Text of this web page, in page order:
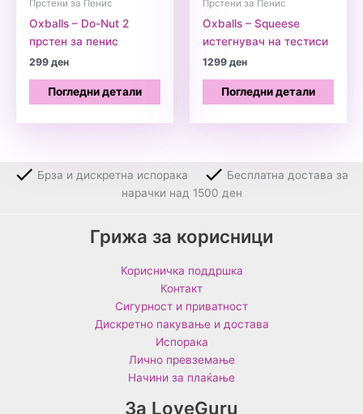
Прстени за Пенис
Oxballs – Do-Nut 2
прстен за пенис
299ден
Погледни детали
Прстени за Пенис
Oxballs – Squeese
истегнувач на тестиси
1299ден
Погледни детали
Брза и дискретна испорака
Бесплатна достава за
нарачки над 1500 ден
Грижа за корисници
Корисничка поддршка
Контакт
Сигурност и приватност
Дискретно пакување и достава
Испорака
Лично превземање
Начини за плаќање
За LoveGuru